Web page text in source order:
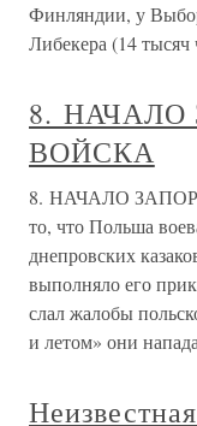
Финляндии, у
Либекера (14 тысяч
8.
ВОЙСКА
8. НАЧАЛО
то, что Польша
днепровских
выполняло его
слал жалобы
и летом» они